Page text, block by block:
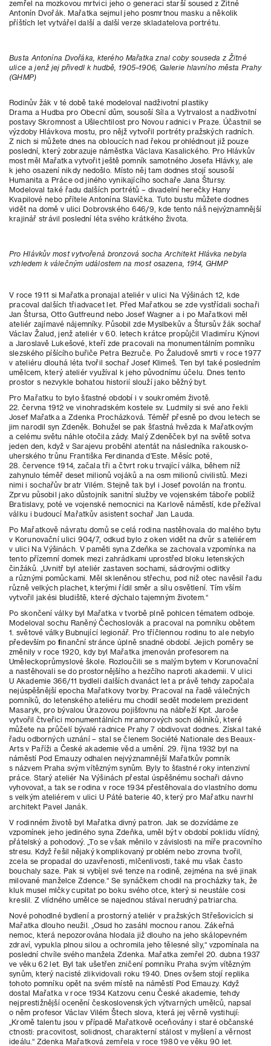
zemřel na mozkovou mrtvici jeho o generaci starší soused z Žitné
Antonín Dvořák. Mařatka sejmul jeho posmrtnou masku a několik
příštích let vytvářel další a další verze skladatelova portrétu.
Busta Antonína Dvořáka, kterého Mařatka znal coby souseda z Žitné
ulice a jenž jej přivedl k hudbě, 1905–1906, Galerie hlavního města Prahy
(GHMP)
Rodinův žák v té době také modeloval nadživotní plastiky
Drama a Hudba pro Obecní dům, sousoší Síla a Vytrvalost a nadživotní
postavy Skromnost a Ušlechtilost pro Novou radnici v Praze. Účastnil se
výzdoby Hlávkova mostu, pro nějž vytvořil portréty pražských radních.
Z nich si můžete dnes na obloucích nad řekou prohlédnout již pouze
poslední, který zobrazuje náměstka Václava Kasalického. Pro Hlávkův
most měl Mařatka vytvořit ještě pomník samotného Josefa Hlávky, ale
k jeho osazení nikdy nedošlo. Místo něj tam dodnes stojí sousoší
Humanita a Práce od jiného vynikajícího sochaře Jana Štursy.
Modeloval také řadu dalších portrétů – divadelní herečky Hany
Kvapilové nebo přítele Antonína Slavíčka. Tuto bustu můžete dodnes
vidět na domě v ulici Dobrovského 646/9, kde tento náš nejvýznamnější
krajinář strávil poslední léta svého krátkého života.
Pro Hlávkův most vytvořená bronzová socha Architekt Hlávka nebyla
vzhledem k válečným událostem na most osazena, 1914, GHMP
V roce 1911 si Mařatka pronajal ateliér v ulici Na Výšinách 12, kde
pracoval dalších třiadvacet let. Před Mařatkou se zde vystřídali sochaři
Jan Štursa, Otto Gutfreund nebo Josef Wagner a i po Mařatkovi měl
ateliér zajímavé nájemníky. Působil zde Myslbekův a Štursův žák sochař
Václav Žalud, jenž ateliér v 60. letech krátce propůjčil Vladimíru Kýnovi
a Jaroslavě Lukešové, kteří zde pracovali na monumentálním pomníku
slezského píšícího buřiče Petra Bezruče. Po Žaludově smrti v roce 1977
v ateliéru dlouhá léta tvořil sochař Josef Klimeš. Ten byl také posledním
umělcem, který ateliér využíval k jeho původnímu účelu. Dnes tento
prostor s nezvykle bohatou historií slouží jako běžný byt.
Pro Mařatku to bylo šťastné období i v soukromém životě.
22. června 1912 ve vinohradském kostele sv. Ludmily si své ano řekli
Josef Mařatka a Zdenka Procházková. Téměř přesně po dvou letech se
jim narodil syn Zdeněk. Bohužel se pak šťastná hvězda k Mařatkovým
a celému světu náhle otočila zády. Malý Zdeněček byl na světě sotva
jeden den, když v Sarajevu proběhl atentát na následníka rakousko-
uherského trůnu Františka Ferdinanda d’Este. Měsíc poté,
28. července 1914, začala tři a čtvrt roku trvající válka, během níž
zahynulo téměř deset milionů vojáků a na osm milionů civilistů. Mezi
nimi i sochařův bratr Vilém. Stejně tak byl i Josef povolán na frontu.
Zprvu působil jako důstojník sanitní služby ve vojenském táboře poblíž
Bratislavy, poté ve vojenské nemocnici na Karlově náměstí, kde přežíval
válku i budoucí Mařatkův asistent sochař Jan Lauda.
Po Mařatkově návratu domů se celá rodina nastěhovala do malého bytu
v Korunovační ulici 904/7, odkud bylo z oken vidět na dvůr s ateliérem
v ulici Na Výšinách. V paměti syna Zdeňka se zachovala vzpomínka na
tento přízemní domek mezi zahrádkami uprostřed bloku letenských
činžáků. „Uvnitř byl ateliér zastaven sochami, sádrovými odlitky
a různými pomůckami. Měl skleněnou střechu, pod niž otec navěsil řadu
různě velkých plachet, kterými řídil směr a sílu osvětlení. Tím vším
vytvořil jakési bludiště, které dýchalo tajemným životem.“
Po skončení války byl Mařatka v tvorbě plně pohlcen tématem odboje.
Modeloval sochu Raněný Čechoslovák a pracoval na pomníku obětem
1. světové války Bubnující legionář. Pro tříčlennou rodinu to ale nebylo
především po finanční stránce úplně snadné období. Jejich poměry se
změnily v roce 1920, kdy byl Mařatka jmenován profesorem na
Uměleckoprůmyslové škole. Rozloučili se s malým bytem v Korunovační
a nastěhovali se do prostornějšího a hezčího naproti akademii. V ulici
U Akademie 366/11 bydleli dalších dvanáct let a právě tehdy započala
nejúspěšnější epocha Mařatkovy tvorby. Pracoval na řadě válečných
pomníků, do letenského ateliéru mu chodil sedět modelem prezident
Masaryk, pro bývalou Úrazovou pojišťovnu na nábřeží Kpt. Jaroše
vytvořil čtveřici monumentálních mramorových soch dělníků, které
můžete na průčelí bývalé radnice Prahy 7 obdivovat dodnes. Získal také
řadu odborných uznání – stal se členem Société Nationale des Beaux-
Arts v Paříži a České akademie věd a umění. 29. října 1932 byl na
náměstí Pod Emauzy odhalen nejvýznamnější Mařatkův pomník
s názvem Praha svým vítězným synům. Byly to šťastné roky intenzivní
práce. Starý ateliér Na Výšinách přestal úspěšnému sochaři dávno
vyhovovat, a tak se rodina v roce 1934 přestěhovala do vlastního domu
s velkým ateliérem v ulici U Páté baterie 40, který pro Mařatku navrhl
architekt Pavel Janák.
V rodinném životě byl Mařatka divný patron. Jak se dozvídáme ze
vzpomínek jeho jediného syna Zdeňka, uměl být v období poklidu vlídný,
přátelský a pohodový. „To se však měnilo v závislosti na míře pracovního
stresu. Když řešil nějaký komplikovaný problém nebo zrovna tvořil,
zcela se propadal do uzavřenosti, mlčenlivosti, také mu však často
bouchaly saze. Pak si vybíjel své tenze na rodině, zejména na své jinak
milované manželce Zdence.“ Se synáčkem chodil na procházky tak, že
kluk musel mlčky cupitat po boku svého otce, který si neustále cosi
kreslil. Z vlídného umělce se najednou stával nerudný patriarcha.
Nové pohodlné bydlení a prostorný ateliér v pražských Střešovicích si
Mařatka dlouho neužil. „Osud ho zasáhl mocnou ranou. Zákeřná
nemoc, která nepozorována hlodala již dlouho na jeho skálopevném
zdraví, vypukla plnou silou a ochromila jeho tělesné síly,“ vzpomínala na
poslední chvíle svého manžela Zdenka. Mařatka zemřel 20. dubna 1937
ve věku 62 let. Byl tak ušetřen zničení pomníku Praha svým vítězným
synům, který nacisté zlikvidovali roku 1940. Dnes ovšem stojí replika
tohoto pomníku opět na svém místě na náměstí Pod Emauzy. Když
dostal Mařatka v roce 1934 Katzovu cenu České akademie, tehdy
nejprestižnější ocenění československých výtvarných umělců, napsal
o něm profesor Václav Vilém Štech slova, která jej věrně vystihují:
„Kromě talentu jsou v případě Mařatkově oceňovány i staré občanské
ctnosti: pracovitost, solidnost, charakterní stálost v myšlení a věrnost
ideálu.“ Zdenka Mařatková zemřela v roce 1980 ve věku 90 let.